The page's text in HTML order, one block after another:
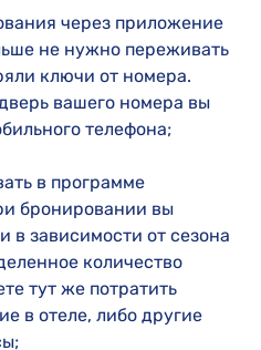
через приложение
не нужно переживать
ключи от номера.
вашего номера вы
телефона;
в программе
бронировании вы
в зависимости от сезона
количество
тут же потратить
в отеле, либо другие